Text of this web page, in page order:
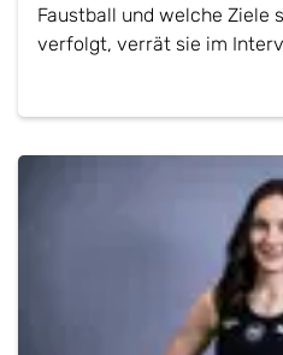
Faustball und welche Ziele
verfolgt, verrät sie im